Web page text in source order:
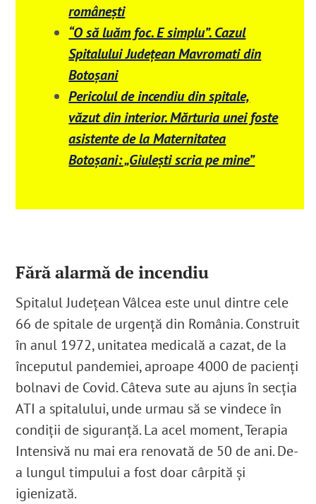
românești
“O să luăm foc. E simplu”. Cazul
Spitalului Județean Mavromati din
Botoșani
Pericolul de incendiu din spitale,
văzut din interior. Mărturia unei foste
asistente de la Maternitatea
Botoșani: „Giulești scria pe mine”
Fără alarmă de incendiu
Spitalul Județean Vâlcea este unul dintre cele
66 de spitale de urgență din România. Construit
în anul 1972, unitatea medicală a cazat, de la
începutul pandemiei, aproape 4000 de pacienți
bolnavi de Covid. Câteva sute au ajuns în secția
ATI a spitalului, unde urmau să se vindece în
condiții de siguranță. La acel moment, Terapia
Intensivă nu mai era renovată de 50 de ani. De-
a lungul timpului a fost doar cârpită și
igienizată.